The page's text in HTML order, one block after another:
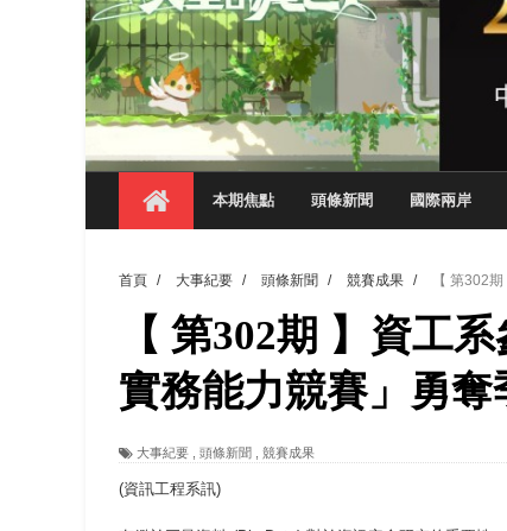
數據後的溫度：財金系傑出校友共議「
森城建設股份有限公司捐贈 嘉惠行管系莘
產學合作新里程！財金系師生參訪中租
英文公園 315期
【 第404期 】影視系榮獲59屆美國休士
【 第404期 】你抓得到我嗎？數媒系VR
【 第404期 】探索空間設計解方 室設
【 第404期 】從創意到實踐 數媒系學
【 第404期 】以品格奠基、用領導領航
【 第404期 】此夏，向未來！ 中國科大
領航AI創先例！ 數媒系錄音室獲「杜比
本期焦點 頭條新聞 國際兩岸
首頁 / 大事紀要 / 頭條新聞 / 競賽成果 / 【 第302
【 第302期 】資工
實務能力競賽」勇奪
大事紀要 頭條新聞 競賽成果
(資訊工程系訊)